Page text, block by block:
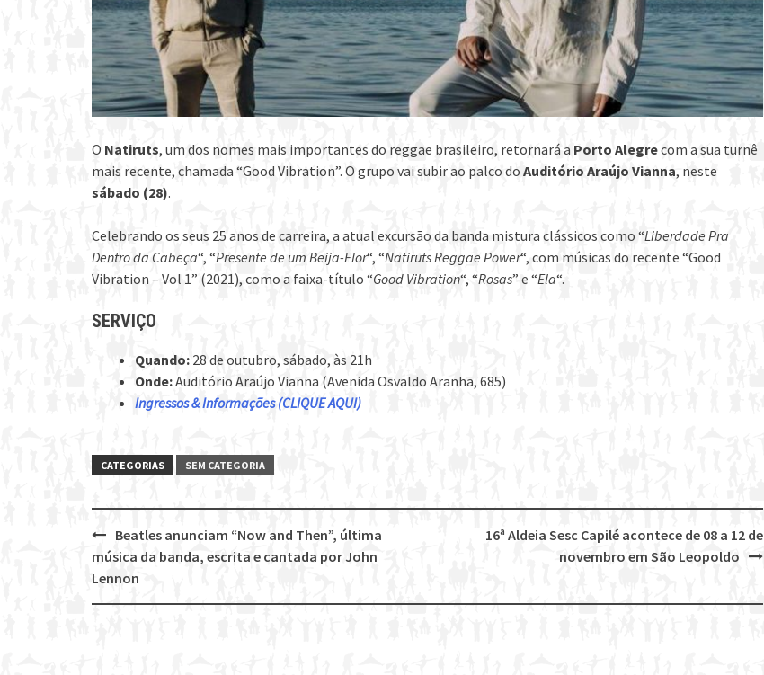
O Natiruts, um dos nomes mais importantes do reggae brasileiro, retornará a Porto Alegrecom a sua turnê
mais recente, chamada “Good Vibration”. O grupo vai subir ao palco do Auditório Araújo Vianna, neste
sábado (28).
Celebrando os seus 25 anos de carreira, a atual excursão da banda mistura clássicos como “Liberdade Pra
Dentro da Cabeça“, “Presente de um Beija-Flor“, “Natiruts Reggae Power“, com músicas do recente “Good
Vibration – Vol 1” (2021), como a faixa-título “Good Vibration“, “Rosas” e “Ela“.
SERVIÇO
Quando: 28 de outubro, sábado, às 21h
Onde:Auditório Araújo Vianna (Avenida Osvaldo Aranha, 685)
Ingressos & Informações (CLIQUE AQUI)
CATEGORIAS SEM CATEGORIA
Post
navigation
16ª Aldeia Sesc Capilé acontece de 08 a 12 de
novembro em São Leopoldo
Beatles anunciam “Now and Then”, última
música da banda, escrita e cantada por John
Lennon